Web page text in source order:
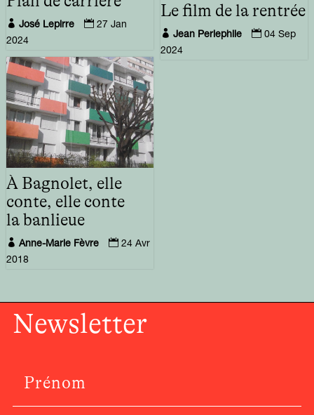
Le film de la rentrée
 Jean Perlephile  04 Sep
2024
 José Lepirre  27 Jan
2024
À Bagnolet, elle
conte, elle conte
la banlieue
 Anne-Marie Fèvre  24 Avr
2018
Newsletter